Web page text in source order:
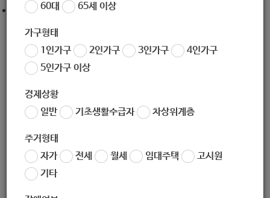
60대
65세 이상
가구형태
1인가구
2인가구 3인가구
4인가구
5인가구 이상
경제상황
일반
기초생활수급자 차상위계층
주거형태
자가
전세 월세 임대주택
고시원
기타
출처 : http://www.ktngwelfare.org/business/fund
좋아요0 싫어요
[KT&G복지재단] 2021년 1월 캥거루의료비지원(성인) 신청 안내
목록보기